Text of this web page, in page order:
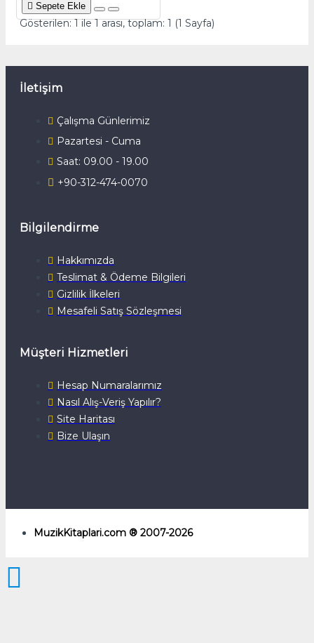
Sepete Ekle
Gösterilen: 1 ile 1 arası, toplam: 1 (1 Sayfa)
İletişim
Çalışma Günlerimiz
Pazartesi - Cuma
Saat: 09.00 - 19.00
+90-312-474-0070
Bilgilendirme
Hakkımızda
Teslimat & Ödeme Bilgileri
Gizlilik İlkeleri
Mesafeli Satış Sözleşmesi
Müşteri Hizmetleri
Hesap Numaralarımız
Nasıl Alış-Veriş Yapılır?
Site Haritası
Bize Ulaşın
MuzikKitaplari.com ® 2007-2026